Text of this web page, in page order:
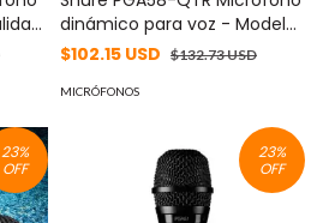
dinámico para voz - Modelo
PGA58-QTR, Ideal para
potente
$102.15 USD $132.73 USD
MICRÓFONOS
23%
OFF
23%
OFF